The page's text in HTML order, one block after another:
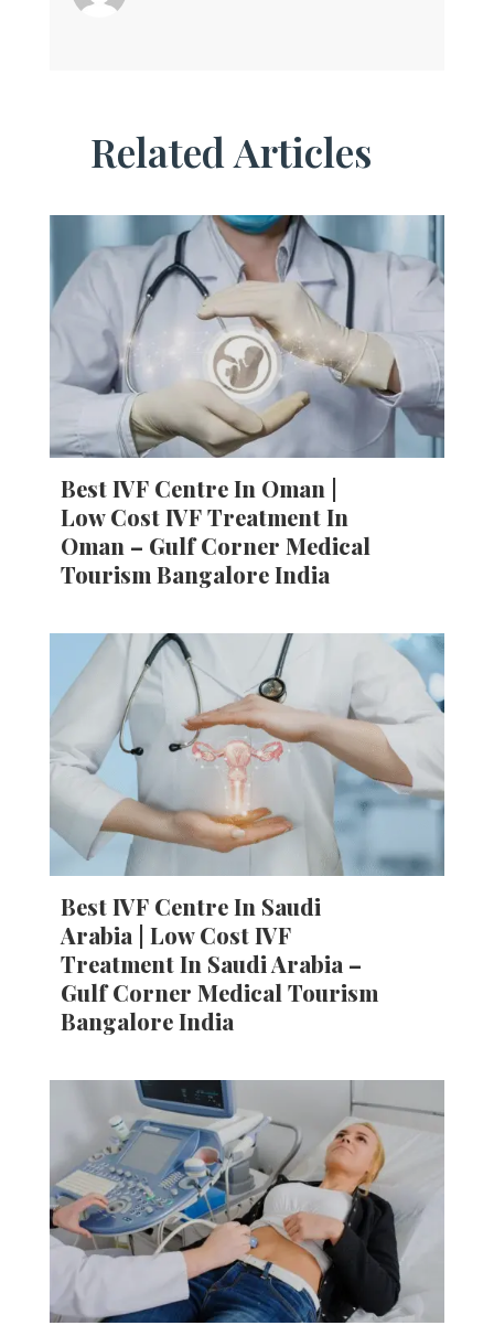
Related Articles
Best IVF Centre In Oman |
Low Cost IVF Treatment In
Oman – Gulf Corner Medical
Tourism Bangalore India
Best IVF Centre In Saudi
Arabia | Low Cost IVF
Treatment In Saudi Arabia –
Gulf Corner Medical Tourism
Bangalore India